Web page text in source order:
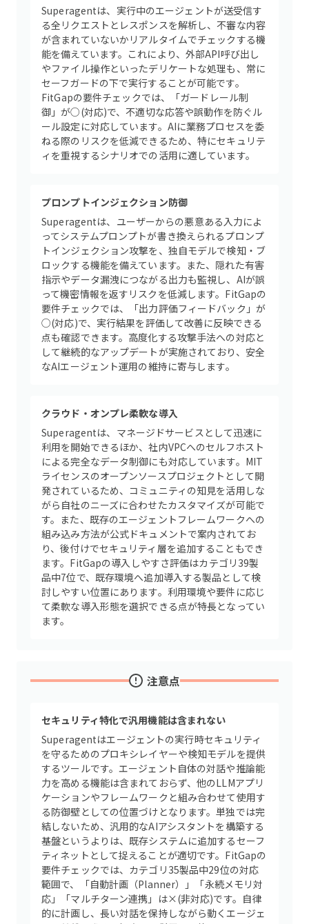
Superagentは、実行中のエージェントが送受信す
る全リクエストとレスポンスを解析し、不審な内容
が含まれていないかリアルタイムでチェックする機
能を備えています。これにより、外部API呼び出し
やファイル操作といったデリケートな処理も、常に
セーフガードの下で実行することが可能です。
FitGapの要件チェックでは、「ガードレール制
御」が○(対応)で、不適切な応答や誤動作を防ぐル
ール設定に対応しています。AIに業務プロセスを委
ねる際のリスクを低減できるため、特にセキュリテ
ィを重視するシナリオでの活用に適しています。
プロンプトインジェクション防御
Superagentは、ユーザーからの悪意ある入力によ
ってシステムプロンプトが書き換えられるプロンプ
トインジェクション攻撃を、独自モデルで検知・ブ
ロックする機能を備えています。また、隠れた有害
指示やデータ漏洩につながる出力も監視し、AIが誤
って機密情報を返すリスクを低減します。FitGapの
要件チェックでは、「出力評価フィードバック」が
○(対応)で、実行結果を評価して改善に反映できる
点も確認できます。高度化する攻撃手法への対応と
して継続的なアップデートが実施されており、安全
なAIエージェント運用の維持に寄与します。
クラウド・オンプレ柔軟な導入
Superagentは、マネージドサービスとして迅速に
利用を開始できるほか、社内VPCへのセルフホスト
による完全なデータ制御にも対応しています。MIT
ライセンスのオープンソースプロジェクトとして開
発されているため、コミュニティの知見を活用しな
がら自社のニーズに合わせたカスタマイズが可能で
す。また、既存のエージェントフレームワークへの
組み込み方法が公式ドキュメントで案内されてお
り、後付けでセキュリティ層を追加することもでき
ます。FitGapの導入しやすさ評価はカテゴリ39製
品中7位で、既存環境へ追加導入する製品として検
討しやすい位置にあります。利用環境や要件に応じ
て柔軟な導入形態を選択できる点が特長となってい
ます。
注意点
セキュリティ特化で汎用機能は含まれない
Superagentはエージェントの実行時セキュリティ
を守るためのプロキシレイヤーや検知モデルを提供
するツールです。エージェント自体の対話や推論能
力を高める機能は含まれておらず、他のLLMアプリ
ケーションやフレームワークと組み合わせて使用す
る防御壁としての位置づけとなります。単独では完
結しないため、汎用的なAIアシスタントを構築する
基盤というよりは、既存システムに追加するセーフ
ティネットとして捉えることが適切です。FitGapの
要件チェックでは、カテゴリ35製品中29位の対応
範囲で、「自動計画（Planner）」「永続メモリ対
応」「マルチターン連携」は×(非対応)です。自律
的に計画し、長い対話を保持しながら動くエージェ